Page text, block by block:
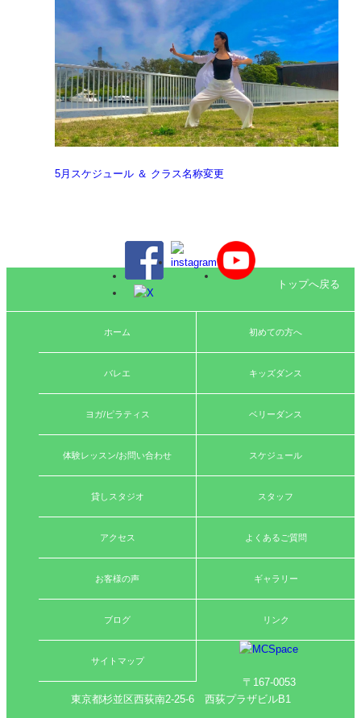
5月スケジュール ＆ クラス名称変更
トップへ戻る
ホーム 初めての方へ
バレエ キッズダンス
ヨガ/ピラティス ベリーダンス
体験レッスン/お問い合わせ スケジュール
貸しスタジオ スタッフ
アクセス よくあるご質問
お客様の声 ギャラリー
ブログ リンク
サイトマップ
〒167-0053
東京都杉並区西荻南2-25-6 西荻プラザビルB1